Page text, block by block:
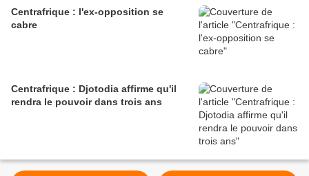
Centrafrique : l'ex-opposition se
cabre
Centrafrique : Djotodia affirme qu'il
rendra le pouvoir dans trois ans